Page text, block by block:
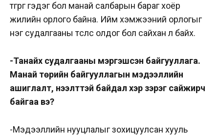
төгрөг гэдэг бол манай салбарын бараг хоёр
жилийн орлого байна. Ийм хэмжээний орлогыг
нэг судалгааны төслөөс олдог бол сайхан л байх.
-Танайх судалгааны мэргэшсэн байгууллага.
Манай төрийн байгууллагын мэдээллийн
ашиглалт, нээлттэй байдал хэр зэрэг сайжирч
байгаа вэ?
-Мэдээллийн нууцлалыг зохицуулсан хууль